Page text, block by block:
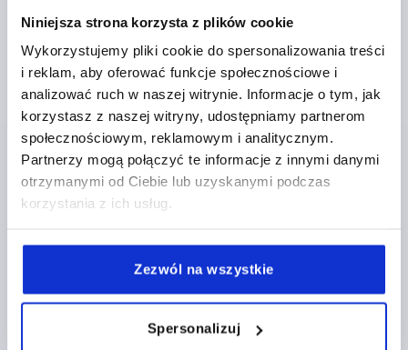
Niniejsza strona korzysta z plików cookie
Wykorzystujemy pliki cookie do spersonalizowania treści
i reklam, aby oferować funkcje społecznościowe i
analizować ruch w naszej witrynie. Informacje o tym, jak
korzystasz z naszej witryny, udostępniamy partnerom
społecznościowym, reklamowym i analitycznym.
Partnerzy mogą połączyć te informacje z innymi danymi
otrzymanymi od Ciebie lub uzyskanymi podczas
korzystania z ich usług.
Zezwól na wszystkie
Spersonalizuj
GŁĘBOKOŚĆ WIERCENIA=14
FORMA=M
3,94 PLN
plus VAT
plus koszty wysyłki
SZCZEGÓŁY
K0159 M